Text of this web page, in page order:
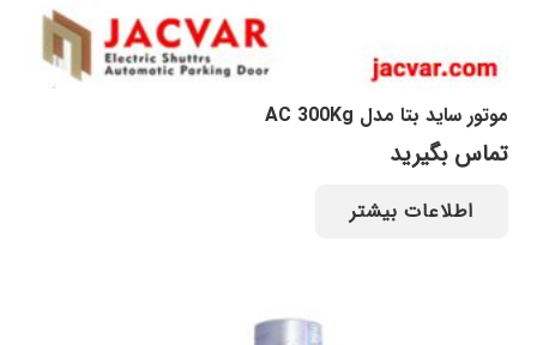
موتور ساید بتا مدل AC 300Kg
تماس بگیرید
اطلاعات بیشتر